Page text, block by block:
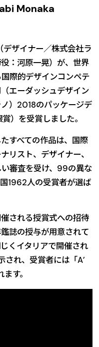
Monaka
（デザイナー／株式会社ラ
：河原一晃）が、世界
際的デザインコンペテ
エーダッシュデザイン
）2018のパッケージデ
）を受賞しました。
すべての作品は、国際
リスト、デザイナー、
審査を受け、99の異な
1962人の受賞者が選ば
される授賞式への招待
誌の授与が用意されて
くイタリアで開催され
れ、受賞者には「A’
す。